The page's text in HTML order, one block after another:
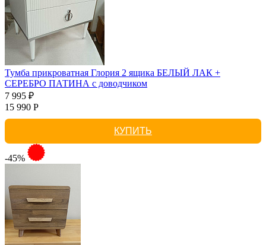
Тумба прикроватная Глория 2 ящика БЕЛЫЙ ЛАК +
СЕРЕБРО ПАТИНА с доводчиком
7 995 ₽
15 990 Р
КУПИТЬ
-45%